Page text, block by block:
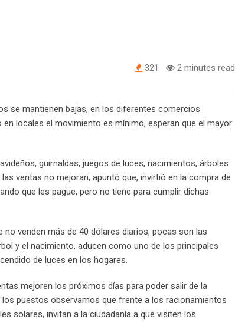
321 2 minutes read
se mantienen bajas, en los diferentes comercios
locales el movimiento es mínimo, esperan que el mayor
guirnaldas, juegos de luces, nacimientos, árboles
ventas no mejoran, apuntó que, invirtió en la compra de
que les pague, pero no tiene para cumplir dichas
venden más de 40 dólares diarios, pocas son las
y el nacimiento, aducen como uno de los principales
de luces en los hogares.
mejoren los próximos días para poder salir de la
puestos observamos que frente a los racionamientos
solares, invitan a la ciudadanía a que visiten los